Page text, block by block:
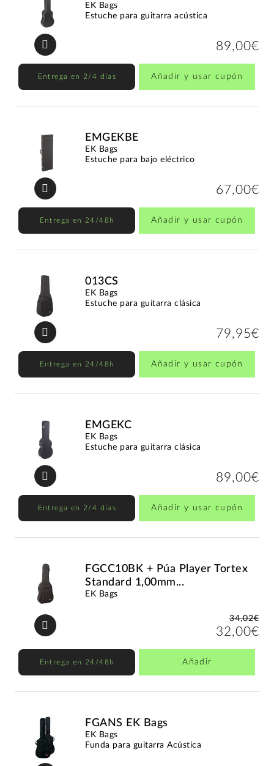
EK Bags
Estuche para guitarra acústica
89,00€
Entrega en 2/4 días Añadir y usar cupón
EMGEKBE
EK Bags
Estuche para bajo eléctrico
67,00€
Entrega en 24/48h Añadir y usar cupón
013CS
EK Bags
Estuche para guitarra clásica
79,95€
Entrega en 24/48h Añadir y usar cupón
EMGEKC
EK Bags
Estuche para guitarra clásica
89,00€
Entrega en 2/4 días Añadir y usar cupón
FGCC10BK + Púa Player Tortex
Standard 1,00mm...
EK Bags
34,02€
32,00€
Entrega en 24/48h Añadir
FGANS EK Bags
EK Bags
Funda para guitarra Acústica